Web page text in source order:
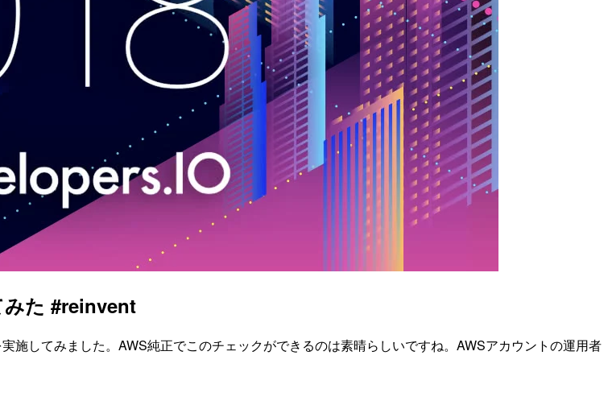
た #reinvent
施してみました。AWS純正でこのチェックができるのは素晴らしいですね。AWSアカウントの運用者